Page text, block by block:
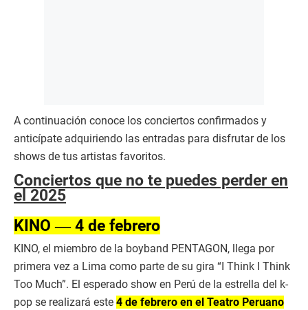
A continuación conoce los conciertos confirmados y
anticípate adquiriendo las entradas para disfrutar de los
shows de tus artistas favoritos.
Conciertos que no te puedes perder en
el 2025
KINO ― 4 de febrero
KINO, el miembro de la boyband PENTAGON, llega por
primera vez a Lima como parte de su gira “I Think I Think
Too Much”. El esperado show en Perú de la estrella del k-
pop se realizará este 4 de febrero en el Teatro Peruano